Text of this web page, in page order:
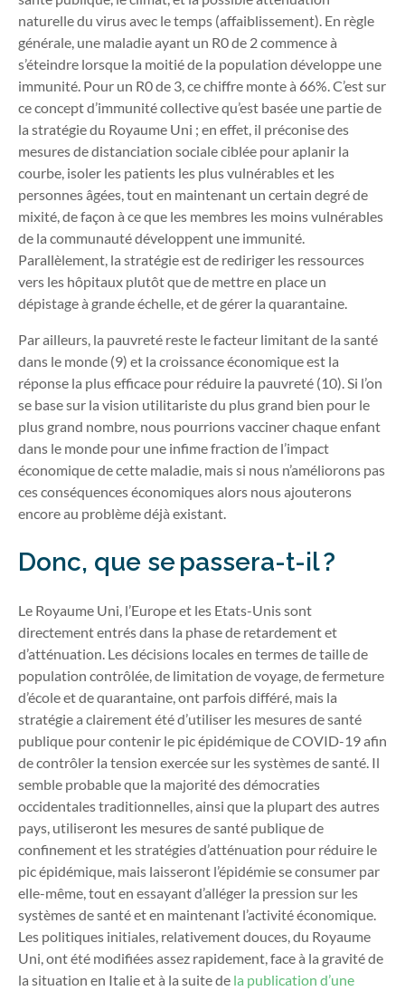
naturelle du virus avec le temps (affaiblissement). En règle
générale, une maladie ayant un R0de 2 commence à
s’éteindre lorsque la moitié de la population développe une
immunité. Pour un R0de 3, ce chiffre monte à 66%. C’est sur
ce concept d’immunité collective qu’est basée une partie de
la stratégie du Royaume Uni ; en effet, il préconise des
mesures de distanciation sociale ciblée pour aplanir la
courbe, isoler les patients les plus vulnérables et les
personnes âgées, tout en maintenant un certain degré de
mixité, de façon à ce que les membres les moins vulnérables
de la communauté développent une immunité.
Parallèlement, la stratégie est de rediriger les ressources
vers les hôpitaux plutôt que de mettre en place un
dépistage à grande échelle, et de gérer la quarantaine.
Par ailleurs, la pauvreté reste le facteur limitant de la santé
dans le monde (9) et la croissance économique est la
réponse la plus efficace pour réduire la pauvreté (10). Si l’on
se base sur la vision utilitariste du plus grand bien pour le
plus grand nombre, nous pourrions vacciner chaque enfant
dans le monde pour une infime fraction de l’impact
économique de cette maladie, mais si nous n’améliorons pas
ces conséquences économiques alors nous ajouterons
encore au problème déjà existant.
Donc, que se passera-t-il ?
Le Royaume Uni, l’Europe et les Etats-Unis sont
directement entrés dans la phase de retardement et
d’atténuation. Les décisions locales en termes de taille de
population contrôlée, de limitation de voyage, de fermeture
d’école et de quarantaine, ont parfois différé, mais la
stratégie a clairement été d’utiliser les mesures de santé
publique pour contenir le pic épidémique de COVID-19 afin
de contrôler la tension exercée sur les systèmes de santé. Il
semble probable que la majorité des démocraties
occidentales traditionnelles, ainsi que la plupart des autres
pays, utiliseront les mesures de santé publique de
confinement et les stratégies d’atténuation pour réduire le
pic épidémique, mais laisseront l’épidémie se consumer par
elle-même, tout en essayant d’alléger la pression sur les
systèmes de santé et en maintenant l’activité économique.
Les politiques initiales, relativement douces, du Royaume
Uni, ont été modifiées assez rapidement, face à la gravité de
la situation en Italie et à la suite de la publication d’une